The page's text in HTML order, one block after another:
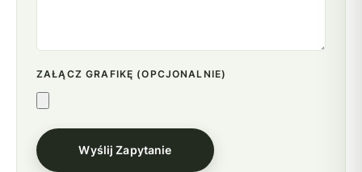
ZAŁĄCZ GRAFIKĘ (OPCJONALNIE)
Wyślij Zapytanie